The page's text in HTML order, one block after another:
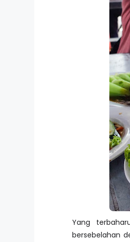
Yang
bersebelahan